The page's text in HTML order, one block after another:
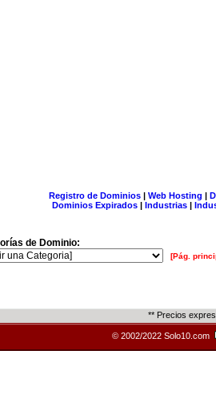
Registro de Dominios| Web Hosting |
Dominios Expirados | Industrias |
de Dominio:
[Pág.
** Precios
© 2002/2022 Solo10.com